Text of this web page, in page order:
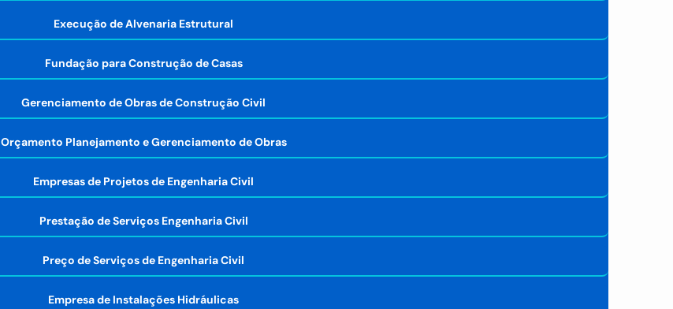
Execução de Alvenaria Estrutural
Fundação para Construção de Casas
Gerenciamento de Obras de Construção Civil
Orçamento Planejamento e Gerenciamento de Obras
Empresas de Projetos de Engenharia Civil
Prestação de Serviços Engenharia Civil
Preço de Serviços de Engenharia Civil
Empresa de Instalações Hidráulicas